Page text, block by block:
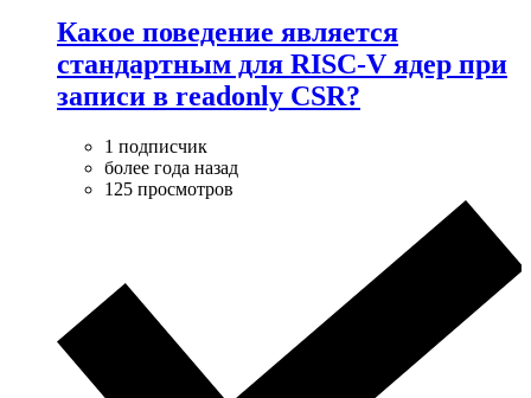
Какое поведение является
стандартным для RISC-V ядер при
записи в readonly CSR?
1 подписчик
более года назад
125 просмотров